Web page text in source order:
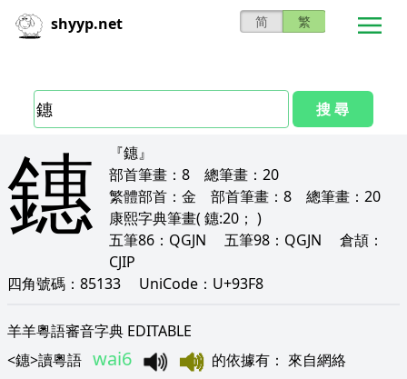
shyyp.net 简 繁
搜 尋
鏸
『鏸』
部首筆畫： 8 總筆畫： 20
繁體部首： 金 部首筆畫： 8 總筆畫： 20
康熙字典筆畫( 鏸:20； )
五筆86： QGJN 五筆98： QGJN 倉頡：
CJIP
四角號碼： 85133 UniCode： U+93F8
羊羊粵語審音字典 EDITABLE
<鏸>讀粵語 wai6 的依據有 ： 來自網絡